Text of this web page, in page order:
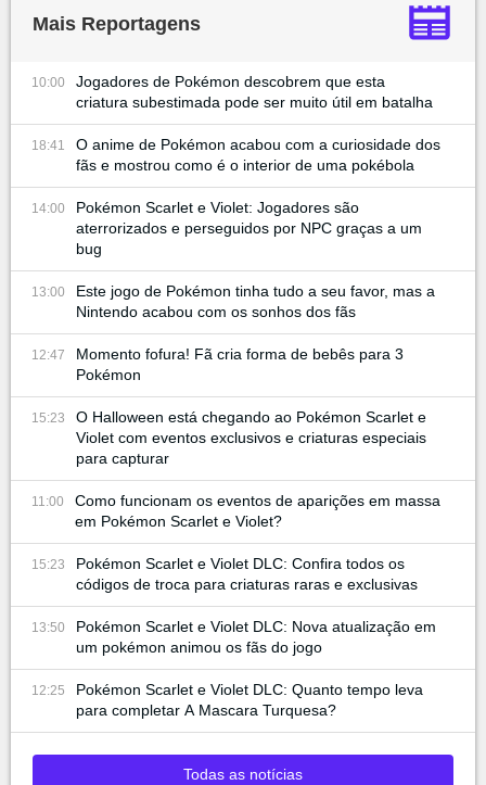
Mais Reportagens
10:00
Jogadores de Pokémon descobrem que esta
criatura subestimada pode ser muito útil em batalha
18:41
O anime de Pokémon acabou com a curiosidade dos
fãs e mostrou como é o interior de uma pokébola
14:00
Pokémon Scarlet e Violet: Jogadores são
aterrorizados e perseguidos por NPC graças a um
bug
13:00
Este jogo de Pokémon tinha tudo a seu favor, mas a
Nintendo acabou com os sonhos dos fãs
12:47
Momento fofura! Fã cria forma de bebês para 3
Pokémon
15:23
O Halloween está chegando ao Pokémon Scarlet e
Violet com eventos exclusivos e criaturas especiais
para capturar
11:00
Como funcionam os eventos de aparições em massa
em Pokémon Scarlet e Violet?
15:23
Pokémon Scarlet e Violet DLC: Confira todos os
códigos de troca para criaturas raras e exclusivas
13:50
Pokémon Scarlet e Violet DLC: Nova atualização em
um pokémon animou os fãs do jogo
12:25
Pokémon Scarlet e Violet DLC: Quanto tempo leva
para completar A Mascara Turquesa?
Todas as notícias